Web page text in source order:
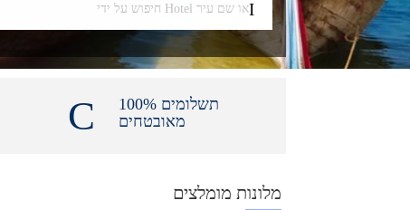
חיפוש על ידי Hotel או שם עיר
100% תשלומים
מאובטחים
מלונות מומלצים